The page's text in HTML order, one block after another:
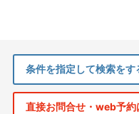
条件を指定して検索をす
直接お問合せ・web予約